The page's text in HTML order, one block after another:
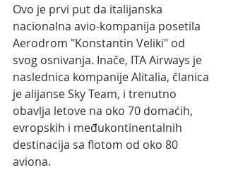
Ovo je prvi put da italijanska
nacionalna avio-kompanija posetila
Aerodrom "Konstantin Veliki" od
svog osnivanja. Inače, ITA Airways je
naslednica kompanije Alitalia, članica
je alijanse Sky Team, i trenutno
obavlja letove na oko 70 domaćih,
evropskih i međukontinentalnih
destinacija sa flotom od oko 80
aviona.